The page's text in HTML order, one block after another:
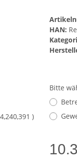
HAN:
Bitte